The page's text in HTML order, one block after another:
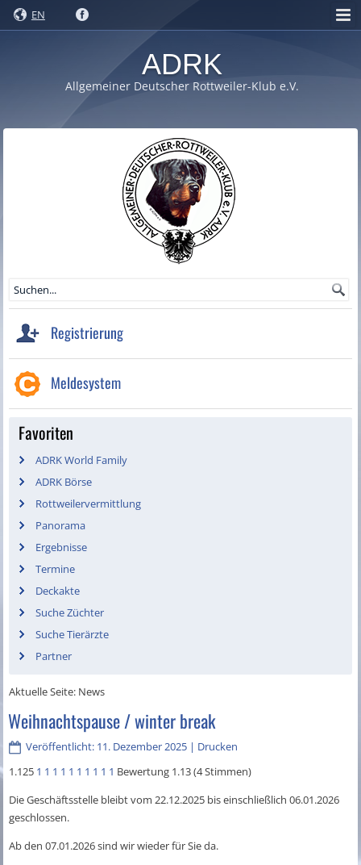
EN
ADRK
Allgemeiner Deutscher Rottweiler-Klub e.V.
Registrierung
Meldesystem
Favoriten
ADRK World Family
ADRK Börse
Rottweilervermittlung
Panorama
Ergebnisse
Termine
Deckakte
Suche Züchter
Suche Tierärzte
Partner
Aktuelle Seite: News
Weihnachtspause / winter break
Veröffentlicht: 11. Dezember 2025 | Drucken
1.125 1 1 1 1 1 1 1 1 1 1 Bewertung 1.13 (4 Stimmen)
Die Geschäftsstelle bleibt vom 22.12.2025 bis einschließlich 06.01.2026
geschlossen.
Ab den 07.01.2026 sind wir wieder für Sie da.